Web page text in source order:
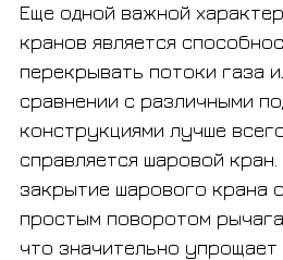
Еще одной важной
кранов является
перекрывать потоки газа
сравнении с различными
конструкциями лучше
справляется шаровой кран.
закрытие шарового крана
простым поворотом
что значительно